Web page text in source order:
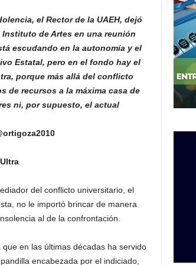
el Rector de la UAEH, dejó
de Artes en una reunión
escudando en la autonomía y el
Estatal, pero en el fondo hay el
porque más allá del conflicto
de recursos a la máxima casa de
ni, por supuesto, el actual
del conflicto universitario, el
no le importó brincar de manera
al de la confrontación.
en las últimas décadas ha servido
encabezada por el indiciado,